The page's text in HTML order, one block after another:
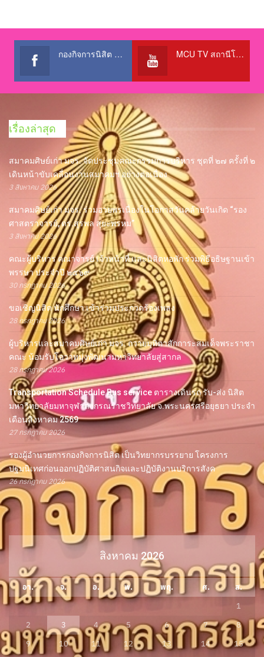
กองกิจการนิสิต สำนักงานอธิการบดี MCU TV สถานีโทรทัศน์เพื่อการศึกษา @OfficialTBCChannel
เรื่องล่าสุด
สมาคมศิษย์เก่า มจร. จัดประชุมคณะกรรมการบริหาร ชุดที่ ๒๗ ครั้งที่ ๒
เดินหน้าขับเคลื่อนงานสมาคมฯ อย่างต่อเนื่อง
3 สิงหาคม 2026
สมาคมศิษย์เก่า มจร. ร่วมอวยพรเนื่องในโอกาสวันคล้ายวันเกิด “รอง
ศาสตราจารย์, ดร.สุรพล สุยะพรหม”
3 สิงหาคม 2026
คณะผู้บริหาร คณาจารย์ เจ้าหน้าที่ และนิสิตหอพัก ร่วมพิธีอธิษฐานเข้า
พรรษา ประจำปี ๒๕๖๙
30 กรกฎาคม 2026
ขอเชิญนิสิต นักศึกษา เข้าร่วมประกวดร้องเพลง
28 กรกฎาคม 2026
ผู้บริหารและสมาคมศิษย์เก่า มจร. ถวายมุทิตาสักการะสมเด็จพระราชา
คณะ น้อมรับโอวาทมุ่งพัฒนามหาวิทยาลัยสู่สากล
28 กรกฎาคม 2026
Transportation Schedule Bus service ตารางเดินรถ รับ-ส่ง นิสิต
มหาวิทยาลัยมหาจุฬาลงกรณราชวิทยาลัย จ.พระนครศรีอยุธยา ประจำ
เดือนสิงหาคม 2569
27 กรกฎาคม 2026
รองผู้อำนวยการกองกิจการนิสิต เป็นวิทยากรบรรยาย โครงการ
ปฐมนิเทศก่อนออกปฏิบัติศาสนกิจและปฏิบัติงานบริการสังค
26 กรกฎาคม 2026
สิงหาคม 2026
อา. จ. อ. พ. พฤ. ศ.
ส.
1
2
3 4 5 6 7
8
9
10 11 12 13 14 15